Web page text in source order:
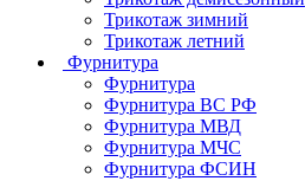
Трикотаж зимний
Трикотаж летний
Фурнитура
Фурнитура
Фурнитура ВС РФ
Фурнитура МВД
Фурнитура МЧС
Фурнитура ФСИН